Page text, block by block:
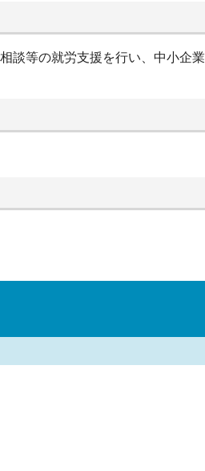
談等の就労支援を行い、中小企業